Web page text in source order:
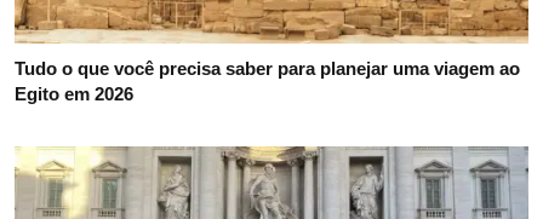
Tudo o que você precisa saber para planejar uma viagem ao
Egito em 2026